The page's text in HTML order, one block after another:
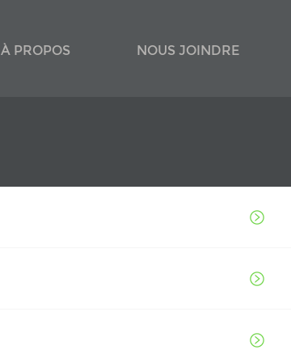
À PROPOS NOUS JOINDRE